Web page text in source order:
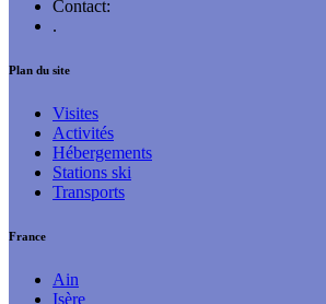
Contact:
.
Plan du site
Visites
Activités
Hébergements
Stations ski
Transports
France
Ain
Isère